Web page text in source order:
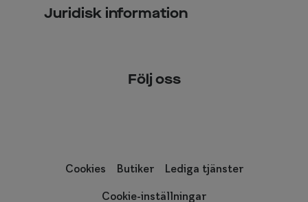
Kontaktlinser
Juridisk information
Följ oss
Cookies Butiker Lediga tjänster
Cookie-inställningar